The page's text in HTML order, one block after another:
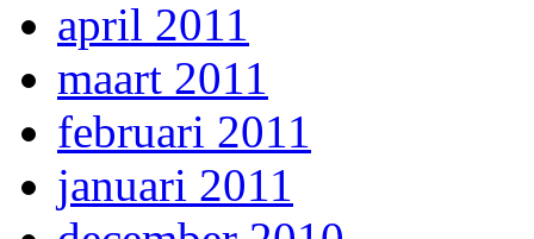
april 2011
maart 2011
februari 2011
januari 2011